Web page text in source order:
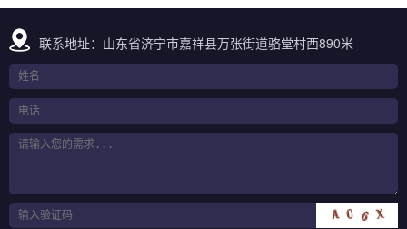
联系地址：山东省济宁市嘉祥县万张街道骆堂村西890米